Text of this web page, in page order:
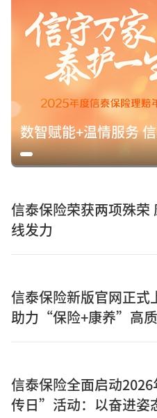
信泰保险荣获两项殊荣
线发力
信泰保险新版官网正式
助力“保险+康养”高
信泰保险全面启动
传日”活动：以奋进